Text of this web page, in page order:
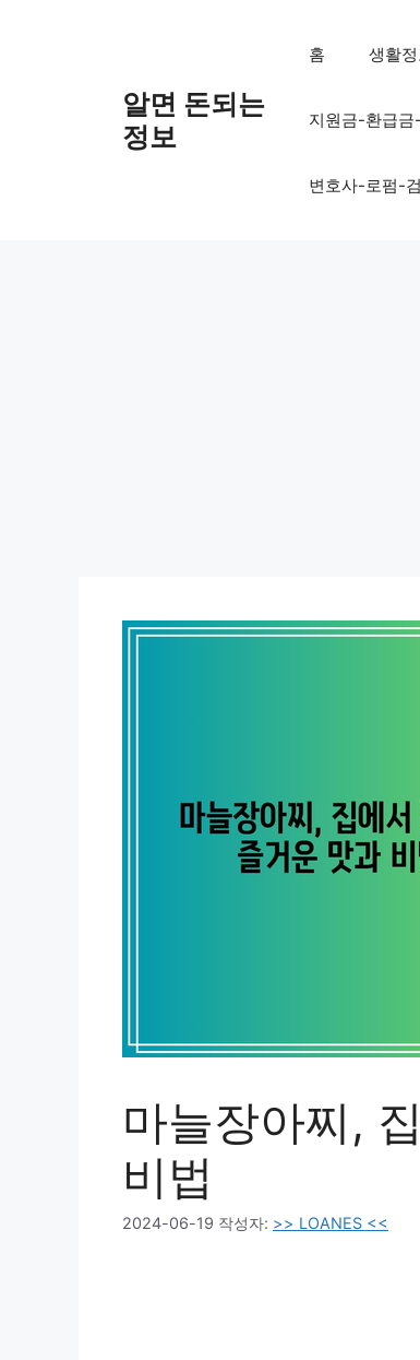
알면 돈되는
정보
홈 생활
지원금-환급
변호사-로펌-
마늘장아찌,
비법
2024-06-19 작성자: >> LOANES <<